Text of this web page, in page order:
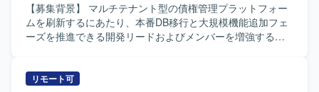
【募集背景】 マルチテナント型の債権管理プラットフォー
ムを刷新するにあたり、本番DB移行と大規模機能追加フェ
ーズを推進できる開発リードおよびメンバーを増強するた
バックエンド（Express.js）の設計・実装・レビューを行っ
リモート可